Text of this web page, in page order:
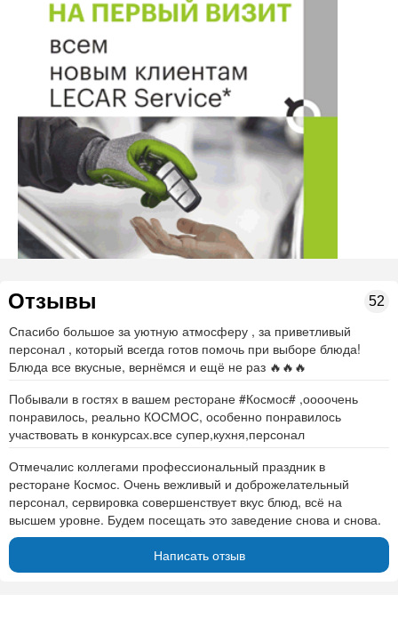
Отзывы 52
Спасибо большое за уютную атмосферу , за приветливый
персонал , который всегда готов помочь при выборе блюда!
Блюда все вкусные, вернёмся и ещё не раз 🔥🔥🔥
Побывали в гостях в вашем ресторане #Космос# ,оооочень
понравилось, реально КОСМОС, особенно понравилось
участвовать в конкурсах.все супер,кухня,персонал
Отмечалис коллегами профессиональный праздник в
ресторане Космос. Очень вежливый и доброжелательный
персонал, сервировка совершенствует вкус блюд, всё на
высшем уровне. Будем посещать это заведение снова и снова.
Написать отзыв